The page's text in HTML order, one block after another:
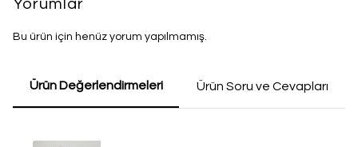
Yorumlar
Bu ürün için henüz yorum yapılmamış.
Ürün Değerlendirmeleri Ürün Soru ve Cevapları